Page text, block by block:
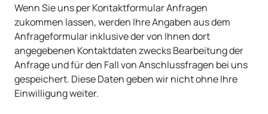
Wenn Sie uns per Kontaktformular Anfragen
zukommen lassen, werden Ihre Angaben aus dem
Anfrageformular inklusive der von Ihnen dort
angegebenen Kontaktdaten zwecks Bearbeitung der
Anfrage und für den Fall von Anschlussfragen bei uns
gespeichert. Diese Daten geben wir nicht ohne Ihre
Einwilligung weiter.